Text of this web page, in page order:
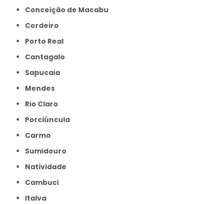
Conceição de Macabu
Cordeiro
Porto Real
Cantagalo
Sapucaia
Mendes
Rio Claro
Porciúncula
Carmo
Sumidouro
Natividade
Cambuci
Italva